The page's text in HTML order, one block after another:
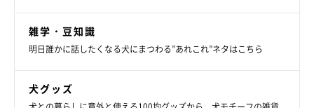
雑学・豆知識
明日誰かに話したくなる犬にまつわる”あれこれ”ネタはこちら
犬グッズ